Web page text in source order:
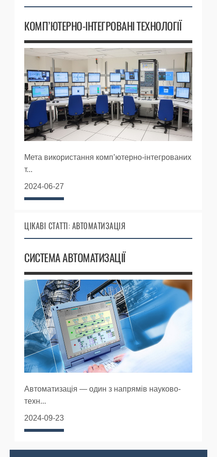
КОМП’ЮТЕРНО-ІНТЕГРОВАНІ ТЕХНОЛОГІЇ
Мета використання комп’ютерно-інтегрованих
т...
2024-06-27
ЦІКАВІ СТАТТІ: АВТОМАТИЗАЦІЯ
СИСТЕМА АВТОМАТИЗАЦІЇ
Автоматизація — один з напрямів науково-
техн...
2024-09-23